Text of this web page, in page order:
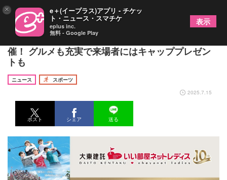
『大東建託・いい部屋ネットレディス』が7/24開
催！ グルメも充実で来場者にはキャッププレゼン
トも
ニュース
スポーツ
2025.7.15
ポスト シェア 送る
× e＋(イープラス)アプリ - チケッ
ト・ニュース・スマチケ
eplus inc.
無料 - Google Play
表示